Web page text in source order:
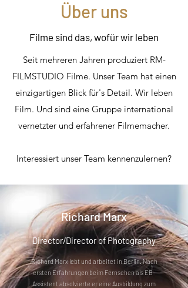
Über uns
Filme sind das, wofür wir leben
Seit mehreren Jahren produziert RM-
FILMSTUDIO Filme. Unser Team hat einen
einzigartigen Blick für's Detail. Wir leben
Film. Und sind eine Gruppe international
vernetzter und erfahrener Filmemacher.
Interessiert unser Team kennenzulernen?
Richard Marx
Director/Director of Photography
Richard Marx lebt und arbeitet in Berlin. Nach
ersten Erfahrungen beim Fernsehen als EB-
Assistent absolvierte er eine Ausbildung zum